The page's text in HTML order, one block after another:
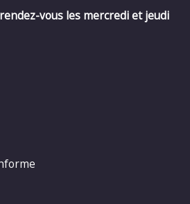
vous les mercredi et jeudi